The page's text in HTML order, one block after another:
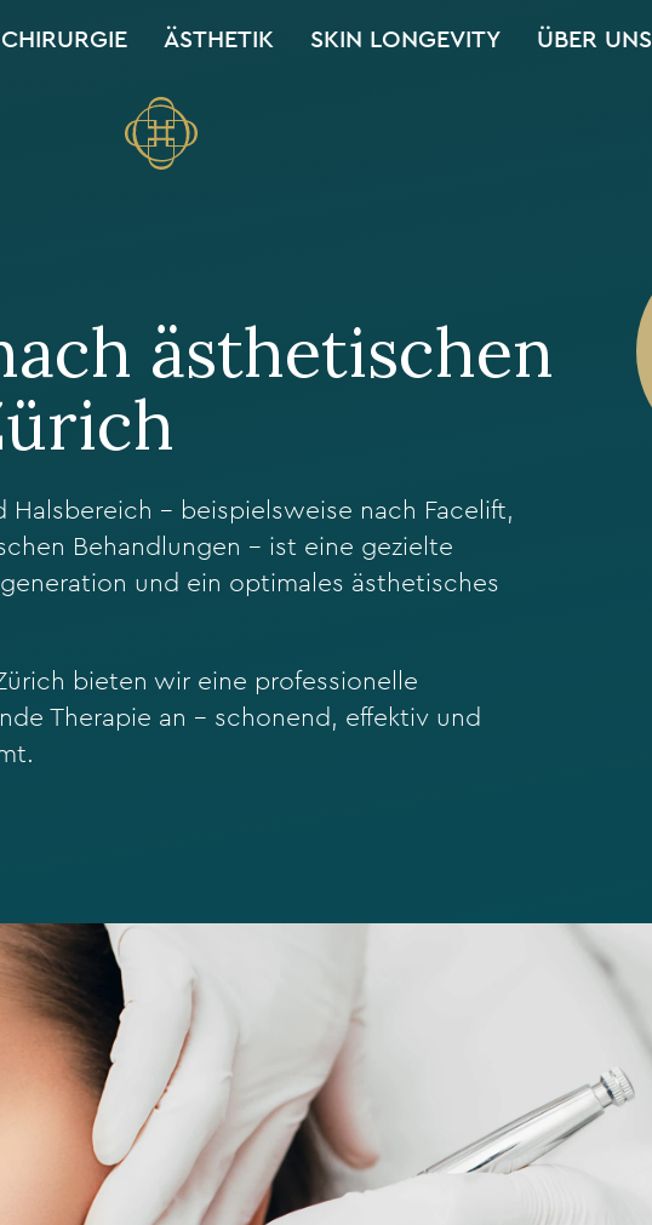
ÄSTHETIK SKIN LONGEVITY ÜBER UNS
ästhetischen
– beispielsweise nach Facelift,
Behandlungen – ist eine gezielte
und ein optimales ästhetisches
bieten wir eine professionelle
Therapie an – schonend, effektiv und